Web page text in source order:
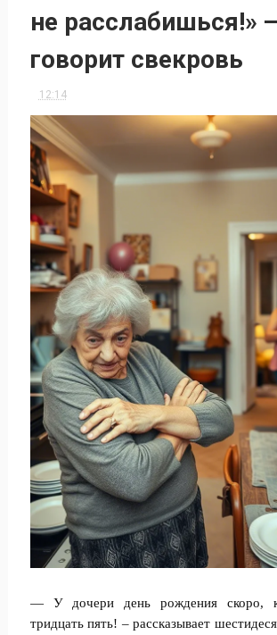
не расслабишься!»
говорит свекровь
12:14
— У дочери день рождения скоро,
тридцать пять! – рассказывает